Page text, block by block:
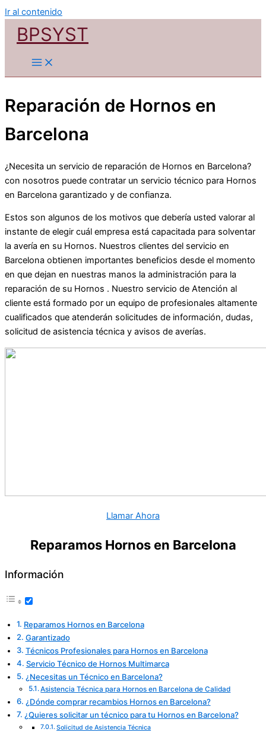
Ir al contenido
BPSYST
Reparación de Hornos en
Barcelona
¿Necesita un servicio de reparación de Hornos en Barcelona?
con nosotros puede contratar un servicio técnico para Hornos
en Barcelona garantizado y de confianza.
Estos son algunos de los motivos que debería usted valorar al
instante de elegir cuál empresa está capacitada para solventar
la avería en su Hornos. Nuestros clientes del servicio en
Barcelona obtienen importantes beneficios desde el momento
en que dejan en nuestras manos la administración para la
reparación de su Hornos . Nuestro servicio de Atención al
cliente está formado por un equipo de profesionales altamente
cualificados que atenderán solicitudes de información, dudas,
solicitud de asistencia técnica y avisos de averías.
Llamar Ahora
Reparamos Hornos en Barcelona
Información
Reparamos Hornos en Barcelona
Garantizado
Técnicos Profesionales para Hornos en Barcelona
Servicio Técnico de Hornos Multimarca
¿Necesitas un Técnico en Barcelona?
Asistencia Técnica para Hornos en Barcelona de Calidad
¿Dónde comprar recambios Hornos en Barcelona?
¿Quieres solicitar un técnico para tu Hornos en Barcelona?
Solicitud de Asistencia Técnica